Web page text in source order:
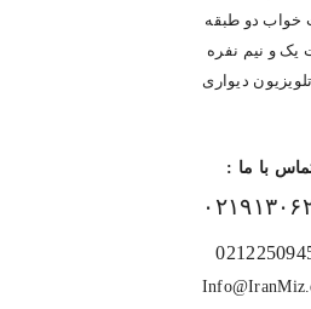
خواب دو طبقه
یک و نیم نفره
دیواری
با ما :